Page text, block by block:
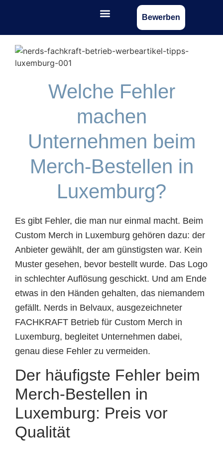
Bewerben
Welche Fehler
machen
Unternehmen beim
Merch-Bestellen in
Luxemburg?
Es gibt Fehler, die man nur einmal macht. Beim
Custom Merch in Luxemburg gehören dazu: der
Anbieter gewählt, der am günstigsten war. Kein
Muster gesehen, bevor bestellt wurde. Das Logo
in schlechter Auflösung geschickt. Und am Ende
etwas in den Händen gehalten, das niemandem
gefällt. Nerds in Belvaux, ausgezeichneter
FACHKRAFT Betrieb für Custom Merch in
Luxemburg, begleitet Unternehmen dabei,
genau diese Fehler zu vermeiden.
Der häufigste Fehler beim
Merch-Bestellen in
Luxemburg: Preis vor
Qualität